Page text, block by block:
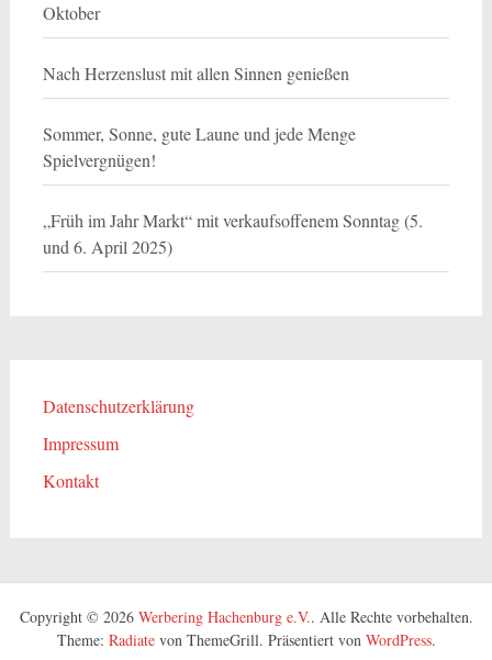
Oktober
Nach Herzenslust mit allen Sinnen genießen
Sommer, Sonne, gute Laune und jede Menge
Spielvergnügen!
„Früh im Jahr Markt“ mit verkaufsoffenem Sonntag (5.
und 6. April 2025)
Datenschutzerklärung
Impressum
Kontakt
Copyright © 2026 Werbering Hachenburg e.V.. Alle Rechte vorbehalten.
Theme: Radiatevon ThemeGrill. Präsentiert von WordPress.